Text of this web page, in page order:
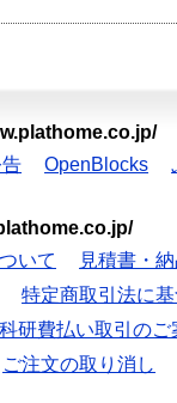
OpenBlocks
いて
見積書・
特定商取引法に
研費払い取引のご
ご注文の取り消し